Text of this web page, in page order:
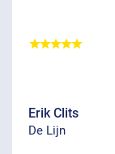
Erik Clits
De Lijn